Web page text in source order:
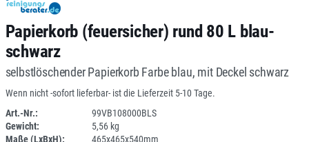
Papierkorb (feuersicher) rund 80 L blau-
schwarz
selbstlöschender Papierkorb Farbe blau, mit Deckel schwarz
Wenn nicht -sofort lieferbar- ist die Lieferzeit 5-10 Tage.
Art.-Nr.:
99VB108000BLS
Gewicht:
5,56 kg
Maße (LxBxH):
465x465x540mm